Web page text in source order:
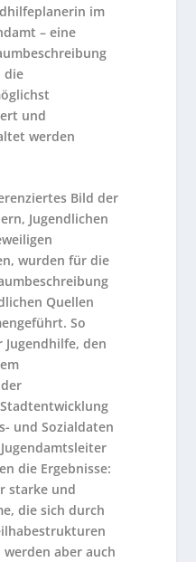
im
– eine
die
und
werden
Bild der
Jugendlichen
wurden für die
Quellen
So
den
und Sozialdaten
die Ergebnisse:
starke und
die sich durch
werden aber auch